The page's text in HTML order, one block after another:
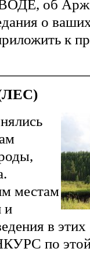
об
о
к
местам
и
в
по